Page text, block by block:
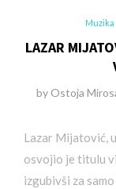
Muzika
LAZAR
by Ostoja
Lazar Mijatović,
osvojio je titulu
izgubivši za